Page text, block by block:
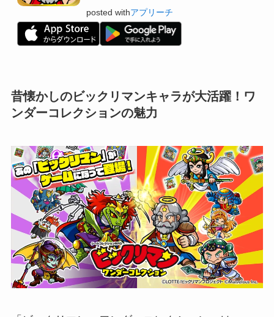
posted withアプリーチ
昔懐かしのビックリマンキャラが大活躍！ワ
ンダーコレクションの魅力